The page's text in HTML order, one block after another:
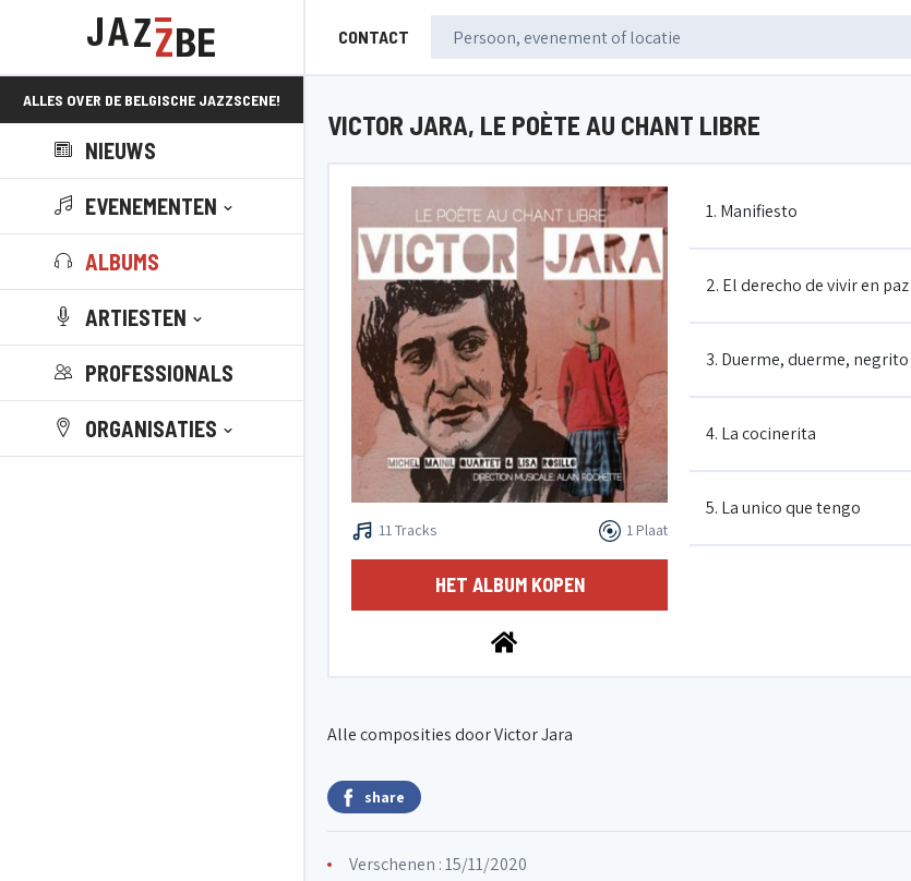
CONTACT
ALLES OVER DE BELGISCHE JAZZSCENE!
NIEUWS
EVENEMENTEN
ALBUMS
ARTIESTEN
PROFESSIONALS
ORGANISATIES
VICTOR JARA, LE POÈTE AU CHANT LIBRE
11 Tracks 1 Plaat
HET ALBUM KOPEN
1. Manifiesto
2. El derecho de vivir en paz
3. Duerme, duerme, negrito
4. La cocinerita
5. La unico que tengo
Alle composities door Victor Jara
share
Verschenen : 15/11/2020